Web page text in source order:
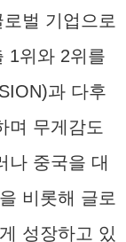
벌 기업으로
1위와 2위를
과 다후
며 무게감도
나 중국을 대
비롯해 글로
성장하고 있